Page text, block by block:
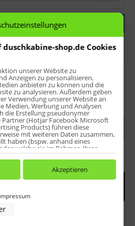
Menge:
Warenkorb
shop.de Cookies
unserer Website zu
Anzeigen zu personalisieren,
anbieten zu können und die
zu analysieren. Außerdem geben
Verwendung unserer Website an
Medien, Werbung und Analysen
die Erstellung pseudonymer
(Hotjar Facebook Microsoft
Products) führen diese
mit weiteren Daten zusammen,
haben (bspw. anhand eines
welche sie im Rahmen Ihrer
haben (bspw. Nutzungsdaten
zur Nutzung von Cookies
widerrufen, indem Sie auf den
unten klicken und dort die
durch unsere Partner:
auf Informationen auf einem Endgerät
Akzeptieren